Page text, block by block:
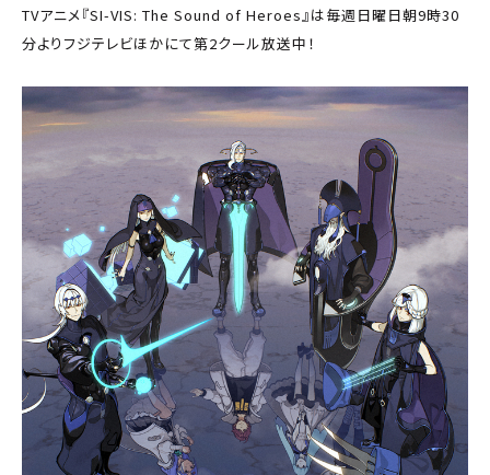
TVアニメ『SI-VIS: The Sound of Heroes』は毎週日曜日朝9時30
分よりフジテレビほかにて第2クール放送中！